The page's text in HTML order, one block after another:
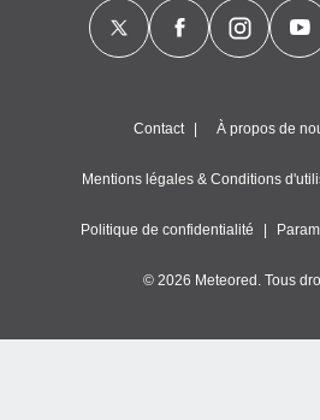
Contact À propos de
Mentions légales & Conditions
Politique de confidentialité
© 2026 Meteored. Tous